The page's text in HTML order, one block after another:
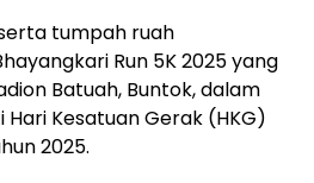
tumpah ruah
Run 5K 2025 yang
Batuah, Buntok, dalam
Kesatuan Gerak (HKG)
2025.